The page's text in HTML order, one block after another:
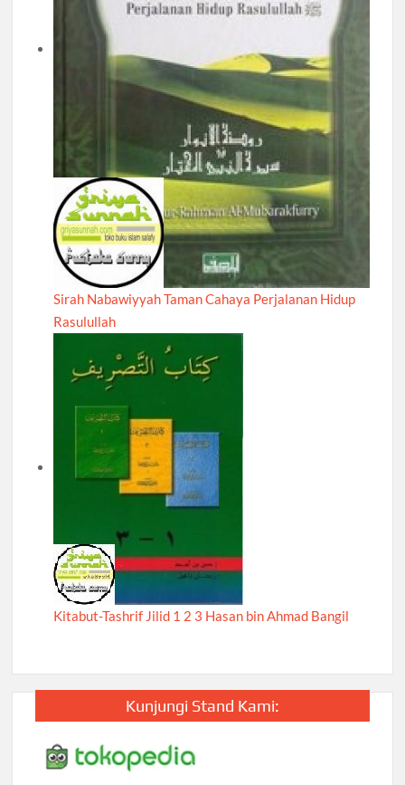
Sirah Nabawiyyah Taman Cahaya Perjalanan Hidup
Rasulullah
Kitabut-Tashrif Jilid 1 2 3 Hasan bin Ahmad Bangil
Kunjungi Stand Kami: